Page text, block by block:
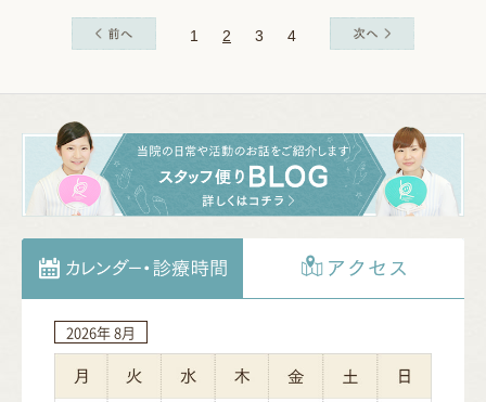
1 2 3 4
2026年8月
2026年9月
2026年10月
2026年11月
2026年12月
2027年1月
2027年2月
2027年3月
2027年4月
2027年5月
2027年6月
2027年7月